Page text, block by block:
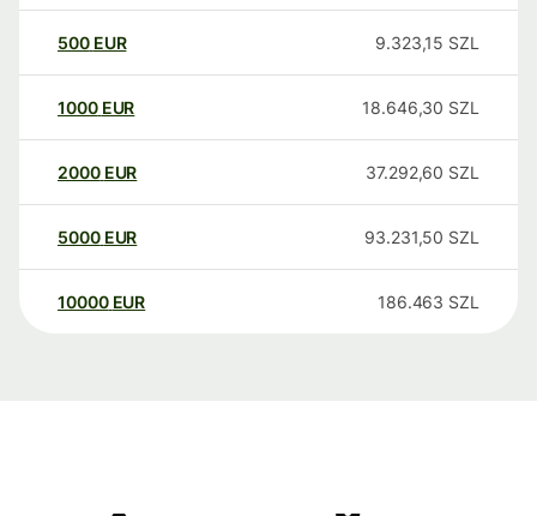
500 EUR 9.323,15 SZL
1000 EUR 18.646,30 SZL
2000 EUR 37.292,60 SZL
5000 EUR 93.231,50 SZL
10000 EUR 186.463 SZL